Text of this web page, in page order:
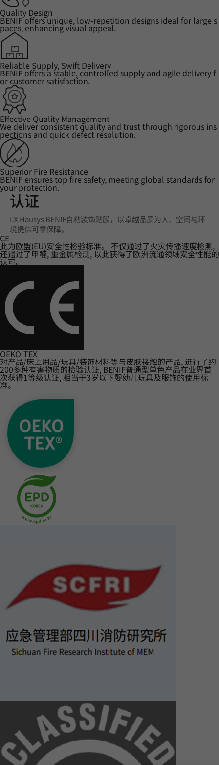
Quality Design
BENIF offers unique, low-repetition designs ideal for large s
paces, enhancing visual appeal.
Reliable Supply, Swift Delivery
BENIF offers a stable, controlled supply and agile delivery f
or customer satisfaction.
Effective Quality Management
We deliver consistent quality and trust through rigorous ins
pections and quick defect resolution.
Superior Fire Resistance
BENIF ensures top fire safety, meeting global standards for
your protection.
认证
LX Hausys BENIF自粘装饰贴膜，以卓越品质为人、空间与环
境提供可靠保障。
CE
此为欧盟(EU)安全性检验标准。 不仅通过了火灾传播速度检测,
还通过了甲醛, 重金属检测, 以此获得了欧洲流通领域安全性能的
认可。
OEKO-TEX
对产品/床上用品/玩具/装饰材料等与皮肤接触的产品, 进行了约
200多种有害物质的检验认证, BENIF普通型单色产品在业界首
次获得1等级认证, 相当于3岁以下婴幼儿玩具及服饰的使用标
准。